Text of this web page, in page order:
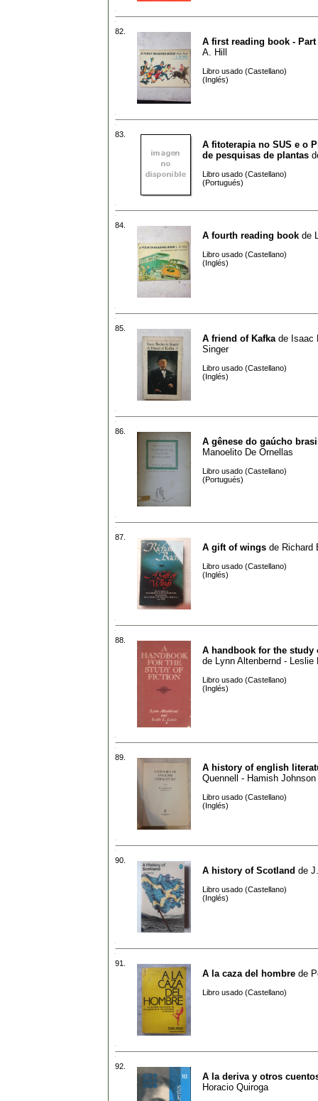
82.
A first reading book - Part
A. Hill
Libro usado (Castellano)
(Inglés)
83.
A fitoterapia no SUS e o
de pesquisas de plantas
Libro usado (Castellano)
(Portugués)
84.
A fourth reading book de
Libro usado (Castellano)
(Inglés)
85.
A friend of Kafka de Isaac
Singer
Libro usado (Castellano)
(Inglés)
86.
A gênese do gaúcho
Manoelito De Ornellas
Libro usado (Castellano)
(Portugués)
87.
A gift of wings de Richard
Libro usado (Castellano)
(Inglés)
88.
A handbook for the study
de
Lynn Altenbernd - Leslie
Libro usado (Castellano)
(Inglés)
89.
A history of english
Quennell - Hamish Johnson
Libro usado (Castellano)
(Inglés)
90.
A history of Scotland de
Libro usado (Castellano)
(Inglés)
91.
A la caza del hombre de
Libro usado (Castellano)
92.
A la deriva y otros
Horacio Quiroga